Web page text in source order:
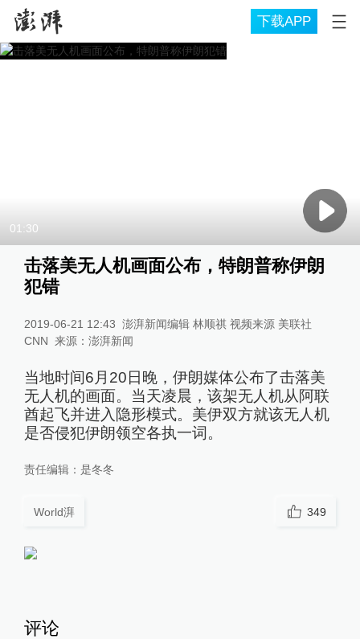
下载APP
01:30
击落美无人机画面公布，特朗普称伊朗
犯错
2019-06-21 12:43 澎湃新闻编辑 林顺祺 视频来源 美联社
CNN 来源： 澎湃新闻
当地时间6月20日晚，伊朗媒体公布了击落美
无人机的画面。当天凌晨，该架无人机从阿联
酋起飞并进入隐形模式。美伊双方就该无人机
是否侵犯伊朗领空各执一词。
责任编辑： 是冬冬
World湃 349
评论